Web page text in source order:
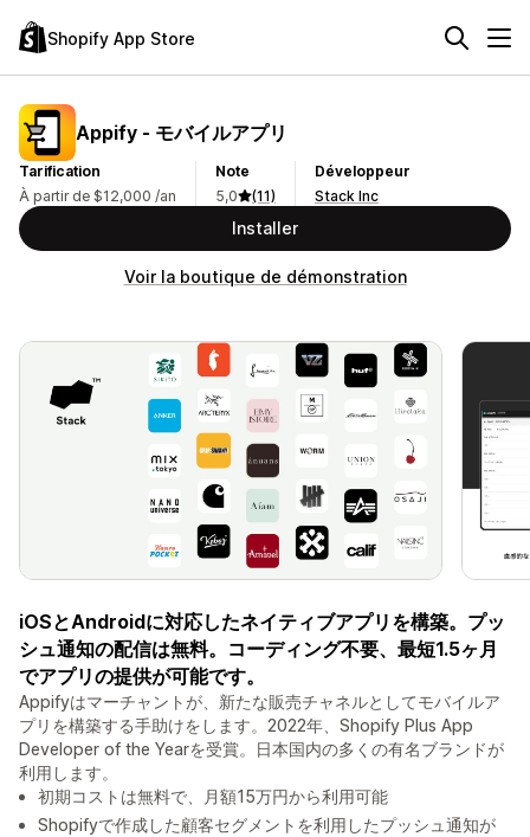
Shopify App Store
Appify ‑ モバイルアプリ
Tarification
À partir de $12,000 /an
Note
5,0
(11)
Développeur
Stack Inc
Installer
Voir la boutique de démonstration
iOSとAndroidに対応したネイティブアプリを構築。プッ
シュ通知の配信は無料。コーディング不要、最短1.5ヶ月
でアプリの提供が可能です。
Appifyはマーチャントが、新たな販売チャネルとしてモバイルア
プリを構築する手助けをします。2022年、Shopify Plus App
Developer of the Yearを受賞。日本国内の多くの有名ブランドが
利用します。
初期コストは無料で、月額15万円から利用可能
Shopifyで作成した顧客セグメントを利用したプッシュ通知が